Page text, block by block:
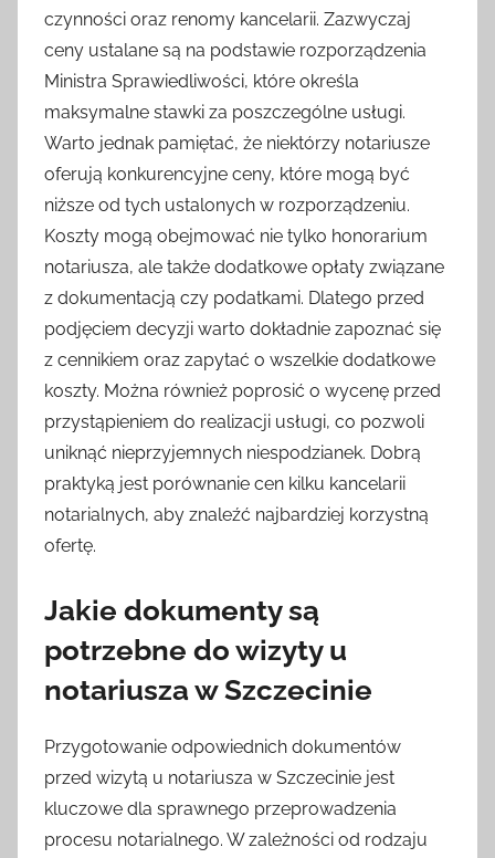
czynności oraz renomy kancelarii. Zazwyczaj
ceny ustalane są na podstawie rozporządzenia
Ministra Sprawiedliwości, które określa
maksymalne stawki za poszczególne usługi.
Warto jednak pamiętać, że niektórzy notariusze
oferują konkurencyjne ceny, które mogą być
niższe od tych ustalonych w rozporządzeniu.
Koszty mogą obejmować nie tylko honorarium
notariusza, ale także dodatkowe opłaty związane
z dokumentacją czy podatkami. Dlatego przed
podjęciem decyzji warto dokładnie zapoznać się
z cennikiem oraz zapytać o wszelkie dodatkowe
koszty. Można również poprosić o wycenę przed
przystąpieniem do realizacji usługi, co pozwoli
uniknąć nieprzyjemnych niespodzianek. Dobrą
praktyką jest porównanie cen kilku kancelarii
notarialnych, aby znaleźć najbardziej korzystną
ofertę.
Jakie dokumenty są
potrzebne do wizyty u
notariusza w Szczecinie
Przygotowanie odpowiednich dokumentów
przed wizytą u notariusza w Szczecinie jest
kluczowe dla sprawnego przeprowadzenia
procesu notarialnego. W zależności od rodzaju